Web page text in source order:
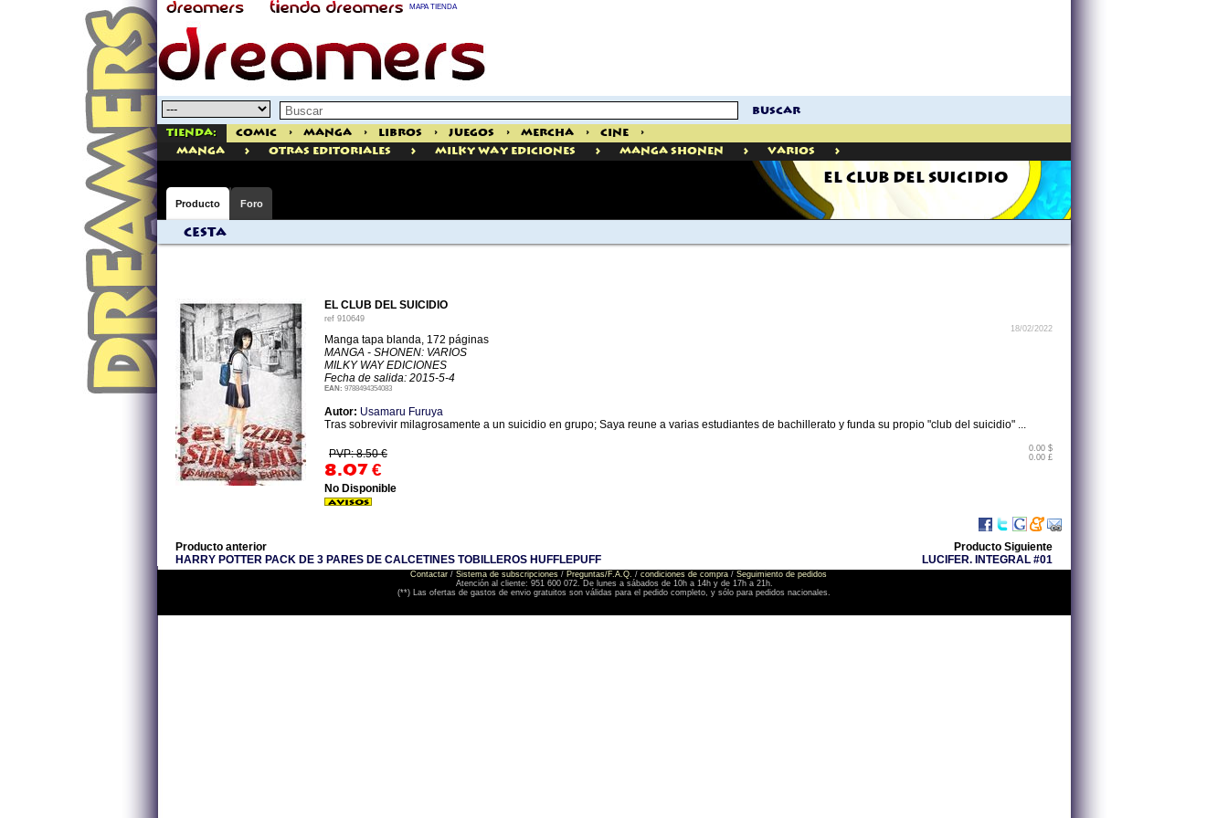
MAPA TIENDA
buscar
Tienda: Comic > Manga > Libros > Juegos > Mercha > Cine
>
manga
> Otras Editoriales > Milky Way Ediciones > Manga Shonen > Varios >
EL CLUB DEL SUICIDIO
Producto Foro
Cesta
EL CLUB DEL SUICIDIO
ref 910649
18/02/2022
Manga tapa blanda, 172 páginas
MANGA - SHONEN: VARIOS
MILKY WAY EDICIONES
Fecha de salida: 2015-5-4
EAN: 9788494354083
Autor: Usamaru Furuya
Tras sobrevivir milagrosamente a un suicidio en grupo; Saya reune a varias estudiantes de bachillerato y funda su propio "club del suicidio" ...
PVP: 8.50 €
8.07 €
0.00 $
0.00 £
No Disponible
Producto anterior
HARRY POTTER PACK DE 3 PARES DE CALCETINES TOBILLEROS HUFFLEPUFF
Producto Siguiente
LUCIFER. INTEGRAL #01
Contactar / Sistema de subscripciones / Preguntas/F.A.Q. / condiciones de compra / Seguimiento de pedidos
Atención al cliente: 951 600 072. De lunes a sábados de 10h a 14h y de 17h a 21h.
(**) Las ofertas de gastos de envio gratuitos son válidas para el pedido completo, y sólo para pedidos nacionales.